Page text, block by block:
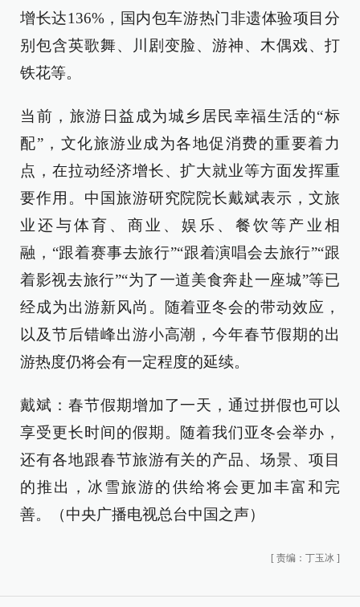
增长达136%，国内包车游热门非遗体验项目分
别包含英歌舞、川剧变脸、游神、木偶戏、打
铁花等。
当前，旅游日益成为城乡居民幸福生活的“标
配”，文化旅游业成为各地促消费的重要着力
点，在拉动经济增长、扩大就业等方面发挥重
要作用。中国旅游研究院院长戴斌表示，文旅
业还与体育、商业、娱乐、餐饮等产业相
融，“跟着赛事去旅行”“跟着演唱会去旅行”“跟
着影视去旅行”“为了一道美食奔赴一座城”等已
经成为出游新风尚。随着亚冬会的带动效应，
以及节后错峰出游小高潮，今年春节假期的出
游热度仍将会有一定程度的延续。
戴斌：春节假期增加了一天，通过拼假也可以
享受更长时间的假期。随着我们亚冬会举办，
还有各地跟春节旅游有关的产品、场景、项目
的推出，冰雪旅游的供给将会更加丰富和完
善。（中央广播电视总台中国之声）
[ 责编：丁玉冰 ]